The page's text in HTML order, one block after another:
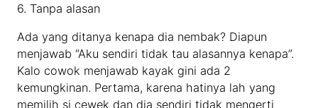
6. Tanpa alasan
Ada yang ditanya kenapa dia nembak? Diapun
menjawab “Aku sendiri tidak tau alasannya kenapa”.
Kalo cowok menjawab kayak gini ada 2
kemungkinan. Pertama, karena hatinya lah yang
memilih si cewek dan dia sendiri tidak mengerti